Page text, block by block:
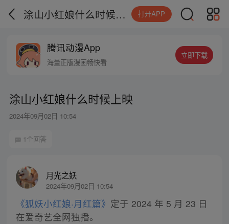
涂山小红娘什么时候上映 打开APP
腾讯动漫App
海量正版漫画畅快看
立即下载
涂山小红娘什么时候上映
2024年09月02日 10:54
1个回答
月光之妖
2024年09月02日 10:54
《狐妖小红娘·月红篇》 定于 2024 年 5 月 23 日
在爱奇艺全网独播。